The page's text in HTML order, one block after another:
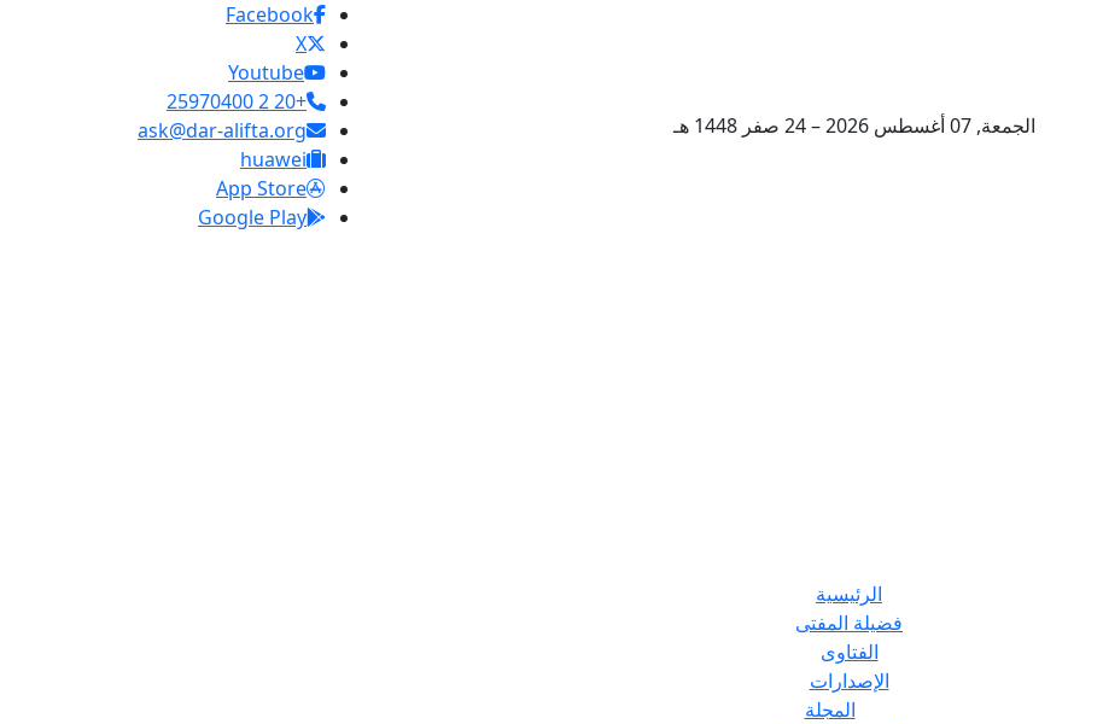
الجمعة, 07 أغسطس 2026 – 24 صفر 1448 هـ
Facebook
X
Youtube
+20 2 25970400
ask@dar-alifta.org
huawei
App Store
Google Play
الرئيسية
فضيلة المفتى
الفتاوى
الإصدارات
المجلة